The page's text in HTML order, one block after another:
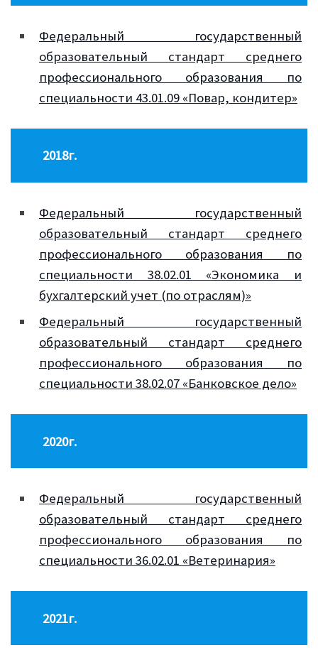
Федеральный государственный
образовательный стандарт среднего
профессионального образования по
специальности 43.01.09 «Повар, кондитер»
2018г.
Федеральный государственный
образовательный стандарт среднего
профессионального образования по
специальности 38.02.01 «Экономика и
бухгалтерский учет (по отраслям)»
Федеральный государственный
образовательный стандарт среднего
профессионального образования по
специальности 38.02.07 «Банковское дело»
2020г.
Федеральный государственный
образовательный стандарт среднего
профессионального образования по
специальности 36.02.01 «Ветеринария»
2021г.